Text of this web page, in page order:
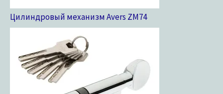
Цилиндровый механизм Avers ZM74